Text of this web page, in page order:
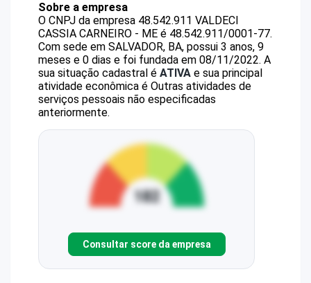
Sobre a empresa
O CNPJ da empresa 48.542.911 VALDECI
CASSIA CARNEIRO - ME é 48.542.911/0001-77.
Com sede em SALVADOR, BA, possui 3 anos, 9
meses e 0 dias e foi fundada em 08/11/2022. A
sua situação cadastral é ATIVA e sua principal
atividade econômica é Outras atividades de
serviços pessoais não especificadas
anteriormente.
Consultar score da empresa